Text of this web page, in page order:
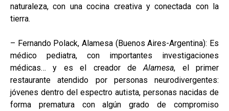
naturaleza, con una cocina creativa y conectada con la
tierra.
– Fernando Polack, Alamesa (Buenos Aires-Argentina): Es
médico pediatra, con importantes investigaciones
médicas… y es el creador deAlamesa, el primer
restaurante atendido por personas neurodivergentes:
jóvenes dentro del espectro autista, personas nacidas de
forma prematura con algún grado de compromiso